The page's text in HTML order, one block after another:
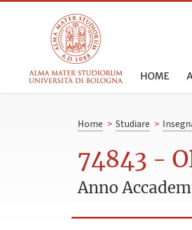
HOME
Home > Studiare >
74843 -
Anno